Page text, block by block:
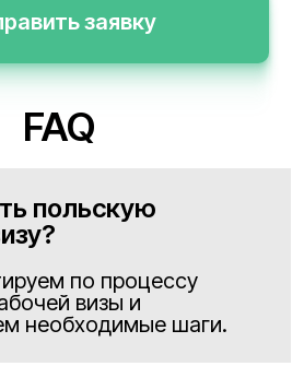
заявку
FAQ
польскую
по процессу
визы и
необходимые шаги.